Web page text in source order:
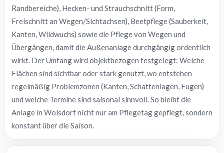
Randbereiche), Hecken- und Strauchschnitt (Form,
Freischnitt an Wegen/Sichtachsen), Beetpflege (Sauberkeit,
Kanten, Wildwuchs) sowie die Pflege von Wegen und
Übergängen, damit die Außenanlage durchgängig ordentlich
wirkt. Der Umfang wird objektbezogen festgelegt: Welche
Flächen sind sichtbar oder stark genutzt, wo entstehen
regelmäßig Problemzonen (Kanten, Schattenlagen, Fugen)
und welche Termine sind saisonal sinnvoll. So bleibt die
Anlage in Wolsdorf nicht nur am Pflegetag gepflegt, sondern
konstant über die Saison.